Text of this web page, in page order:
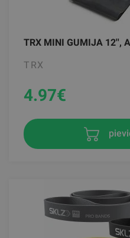
TRX MINI GUMIJA 12'',
TRX
4.97€